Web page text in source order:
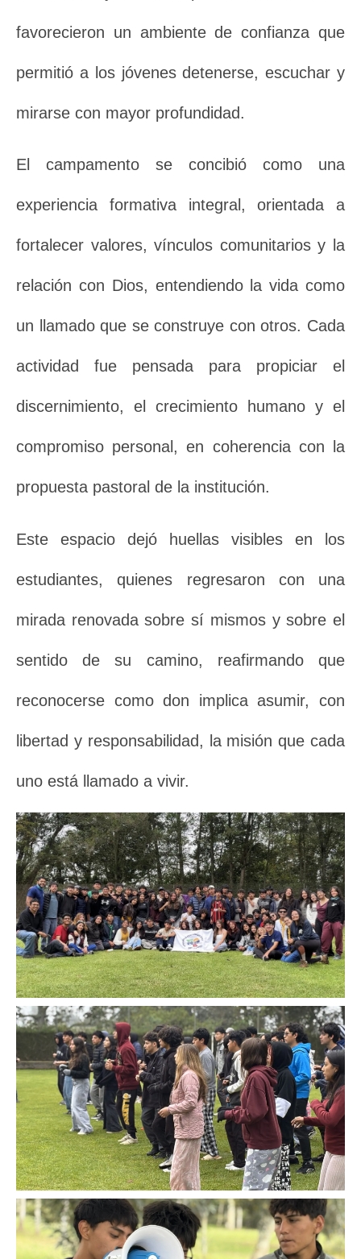
favorecieron un ambiente de confianza que
permitió a los jóvenes detenerse, escuchar y
mirarse con mayor profundidad.
El campamento se concibió como una
experiencia formativa integral, orientada a
fortalecer valores, vínculos comunitarios y la
relación con Dios, entendiendo la vida como
un llamado que se construye con otros. Cada
actividad fue pensada para propiciar el
discernimiento, el crecimiento humano y el
compromiso personal, en coherencia con la
propuesta pastoral de la institución.
Este espacio dejó huellas visibles en los
estudiantes, quienes regresaron con una
mirada renovada sobre sí mismos y sobre el
sentido de su camino, reafirmando que
reconocerse como don implica asumir, con
libertad y responsabilidad, la misión que cada
uno está llamado a vivir.